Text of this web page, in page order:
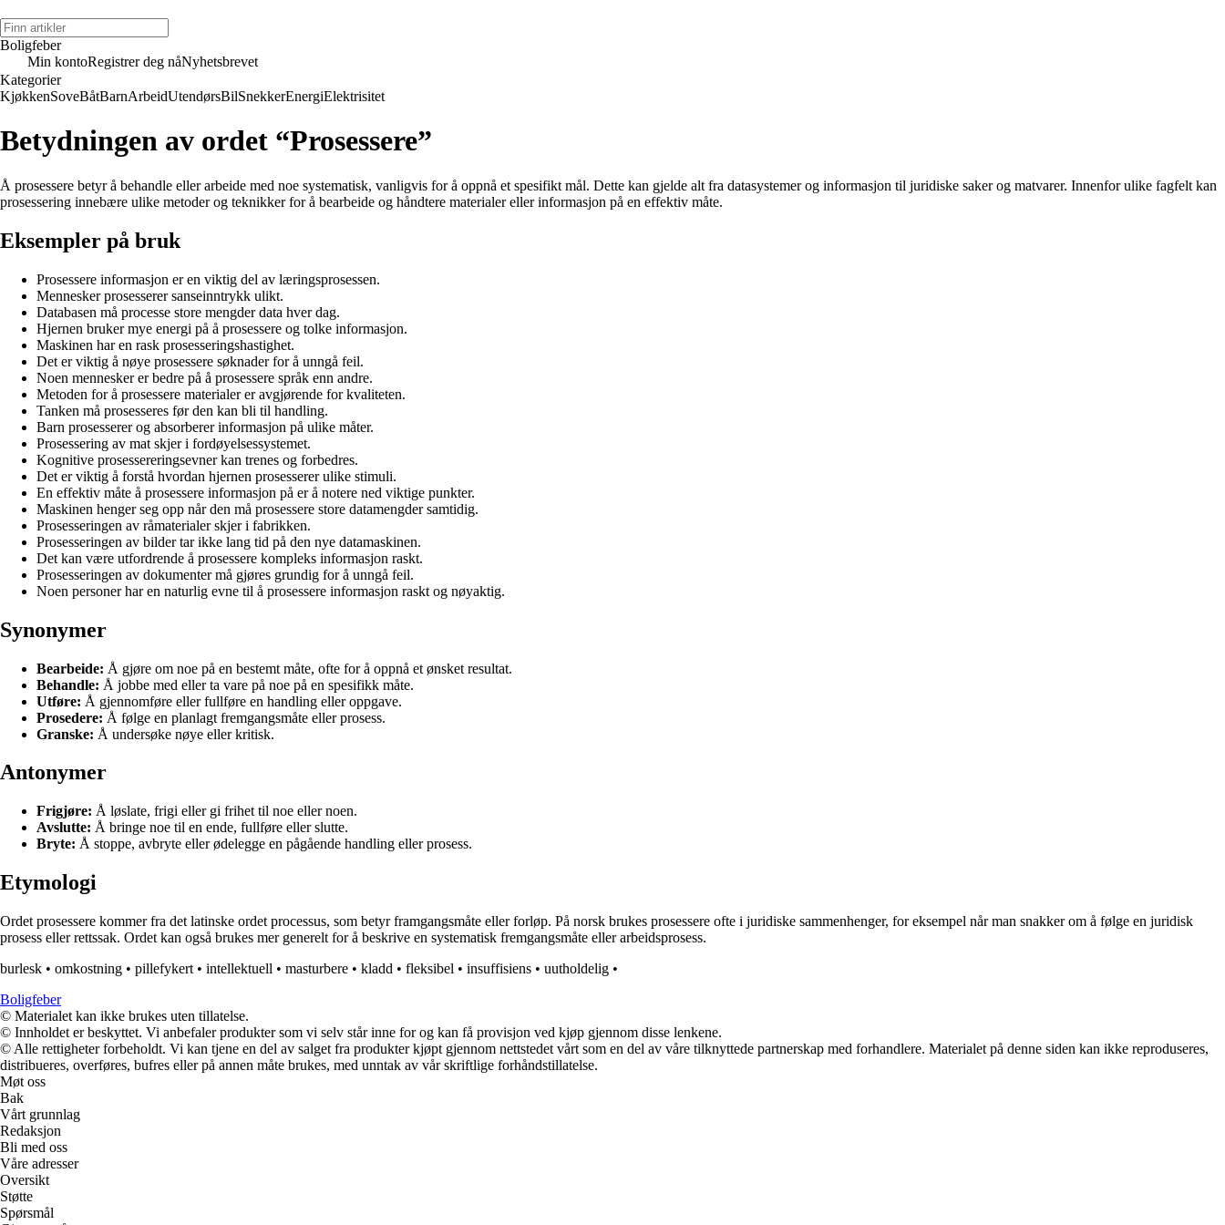
Boligfeber
Min kontoRegistrer deg nåNyhetsbrevet
Kategorier
KjøkkenSoveBåtBarnArbeidUtendørsBilSnekkerEnergiElektrisitet
Betydningen av ordet “Prosessere”
Å prosessere betyr å behandle eller arbeide med noe systematisk, vanligvis for å oppnå et spesifikt mål. Dette kan gjelde alt fra datasystemer og informasjon til juridiske saker og matvarer. Innenfor ulike fagfelt kan
prosessering innebære ulike metoder og teknikker for å bearbeide og håndtere materialer eller informasjon på en effektiv måte.
Eksempler på bruk
Prosessere informasjon er en viktig del av læringsprosessen.
Mennesker prosesserer sanseinntrykk ulikt.
Databasen må processe store mengder data hver dag.
Hjernen bruker mye energi på å prosessere og tolke informasjon.
Maskinen har en rask prosesseringshastighet.
Det er viktig å nøye prosessere søknader for å unngå feil.
Noen mennesker er bedre på å prosessere språk enn andre.
Metoden for å prosessere materialer er avgjørende for kvaliteten.
Tanken må prosesseres før den kan bli til handling.
Barn prosesserer og absorberer informasjon på ulike måter.
Prosessering av mat skjer i fordøyelsessystemet.
Kognitive prosessereringsevner kan trenes og forbedres.
Det er viktig å forstå hvordan hjernen prosesserer ulike stimuli.
En effektiv måte å prosessere informasjon på er å notere ned viktige punkter.
Maskinen henger seg opp når den må prosessere store datamengder samtidig.
Prosesseringen av råmaterialer skjer i fabrikken.
Prosesseringen av bilder tar ikke lang tid på den nye datamaskinen.
Det kan være utfordrende å prosessere kompleks informasjon raskt.
Prosesseringen av dokumenter må gjøres grundig for å unngå feil.
Noen personer har en naturlig evne til å prosessere informasjon raskt og nøyaktig.
Synonymer
Bearbeide: Å gjøre om noe på en bestemt måte, ofte for å oppnå et ønsket resultat.
Behandle: Å jobbe med eller ta vare på noe på en spesifikk måte.
Utføre: Å gjennomføre eller fullføre en handling eller oppgave.
Prosedere: Å følge en planlagt fremgangsmåte eller prosess.
Granske: Å undersøke nøye eller kritisk.
Antonymer
Frigjøre: Å løslate, frigi eller gi frihet til noe eller noen.
Avslutte: Å bringe noe til en ende, fullføre eller slutte.
Bryte: Å stoppe, avbryte eller ødelegge en pågående handling eller prosess.
Etymologi
Ordet prosessere kommer fra det latinske ordet processus, som betyr framgangsmåte eller forløp. På norsk brukes prosessere ofte i juridiske sammenhenger, for eksempel når man snakker om å følge en juridisk
prosess eller rettssak. Ordet kan også brukes mer generelt for å beskrive en systematisk fremgangsmåte eller arbeidsprosess.
burlesk • omkostning • pillefykert • intellektuell • masturbere • kladd • fleksibel • insuffisiens • uutholdelig •
Boligfeber
© Materialet kan ikke brukes uten tillatelse.
© Innholdet er beskyttet. Vi anbefaler produkter som vi selv står inne for og kan få provisjon ved kjøp gjennom disse lenkene.
© Alle rettigheter forbeholdt. Vi kan tjene en del av salget fra produkter kjøpt gjennom nettstedet vårt som en del av våre tilknyttede partnerskap med forhandlere. Materialet på denne siden kan ikke reproduseres,
distribueres, overføres, bufres eller på annen måte brukes, med unntak av vår skriftlige forhåndstillatelse.
Møt oss
Bak
Vårt grunnlag
Redaksjon
Bli med oss
Våre adresser
Oversikt
Støtte
Spørsmål